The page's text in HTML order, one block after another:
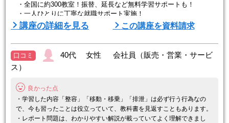
・全国に約300教室！振替、延長など無料学習サポートも！
・一人ひとりに丁寧な就職サポート実施！
・修了後、ニチイに就職すると受講料全額キャッシュバック！
さあ、具体的に紹介します。
★ニチイのここがおススメ★
≪学びやすい！≫
ニチイは、50年以上にわたって教育事業を展開するとともに、在宅系
から、居住系 ...
講座の詳細を見る この講座を資料請求
口コミ
40代 女性 会社員（販売・営業・サービ
ス）
良かった点
・学習した内容「整容」「移動・移乗」「排泄」は必ず行う行為なの
で、今も習ったことは役立っていて、教科書を見返すこともあります。
・レポート問題は、わかりやすい解説が載っていてよく理解できまし